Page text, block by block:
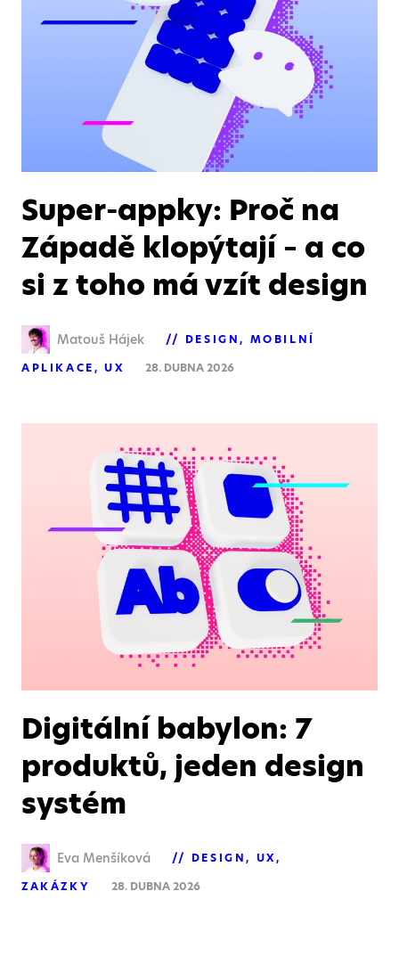
Super-appky: Proč na
Západě klopýtají – a co
si z toho má vzít design
Matouš Hájek DESIGN
MOBILNÍ
APLIKACE
UX 28. DUBNA 2026
Digitální babylon: 7
produktů, jeden design
systém
Eva Menšíková DESIGN
UX
ZAKÁZKY
28. DUBNA 2026